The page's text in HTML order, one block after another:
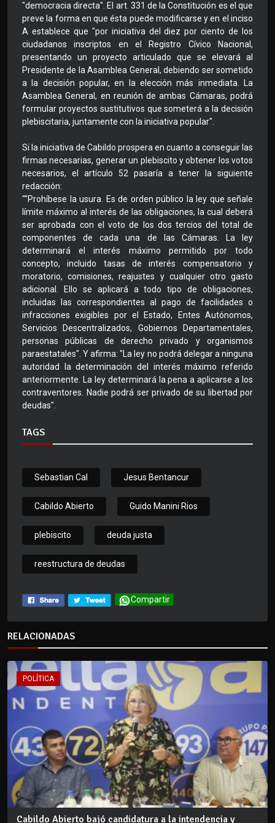
"democracia directa". El art. 331 de la Constitución es el que
preve la forma en que ésta puede modificarse y en el inciso
A establece que "por iniciativa del diez por ciento de los
ciudadanos inscriptos en el Registro Cívico Nacional,
presentando un proyecto articulado que se elevará al
Presidente de la Asamblea General, debiendo ser sometido
a la decisión popular, en la elección más inmediata. La
Asamblea General, en reunión de ambas Cámaras, podrá
formular proyectos sustitutivos que someterá a la decisión
plebiscitaria, juntamente con la iniciativa popular".
Si la iniciativa de Cabildo prospera en cuanto a conseguir las
firmas necesarias, generar un plebiscito y obtener los votos
necesarios, el artículo 52 pasaría a tener la siguiente
redacción:
""Prohíbese la usura. Es de orden público la ley que señale
límite máximo al interés de las obligaciones, la cual deberá
ser aprobada con el voto de los dos tercios del total de
componentes de cada una de las Cámaras. La ley
determinará el interés máximo permitido por todo
concepto, incluido tasas de interés compensatorio y
moratorio, comisiones, reajustes y cualquier otro gasto
adicional. Ello se aplicará a todo tipo de obligaciones,
incluidas las correspondientes al pago de facilidades o
infracciones exigibles por el Estado, Entes Autónomos,
Servicios Descentralizados, Gobiernos Departamentales,
personas públicas de derecho privado y organismos
paraestatales". Y afirma: "La ley no podrá delegar a ninguna
autoridad la determinación del interés máximo referido
anteriormente. La ley determinará la pena a aplicarse a los
contraventores. Nadie podrá ser privado de su libertad por
deudas".
TAGS
Sebastian Cal Jesus Bentancur
Cabildo Abierto Guido Manini Rios
plebiscito deuda justa
reestructura de deudas
Compartir
RELACIONADAS
POLÍTICA
Cabildo Abierto bajó candidatura a la intendencia y